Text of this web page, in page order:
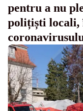
pentru a nu
polițiști locali,